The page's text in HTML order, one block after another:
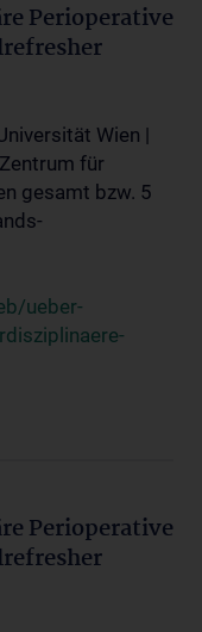
Perioperative
Wien |
für
gesamt bzw. 5
ueber-
Perioperative